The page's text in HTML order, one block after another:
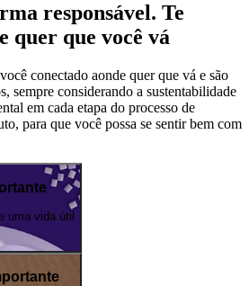
responsável. Te
quer que você vá
conectado aonde quer que vá e são
sempre considerando a sustentabilidade
em cada etapa do processo de
para que você possa se sentir bem com
uma vida útil